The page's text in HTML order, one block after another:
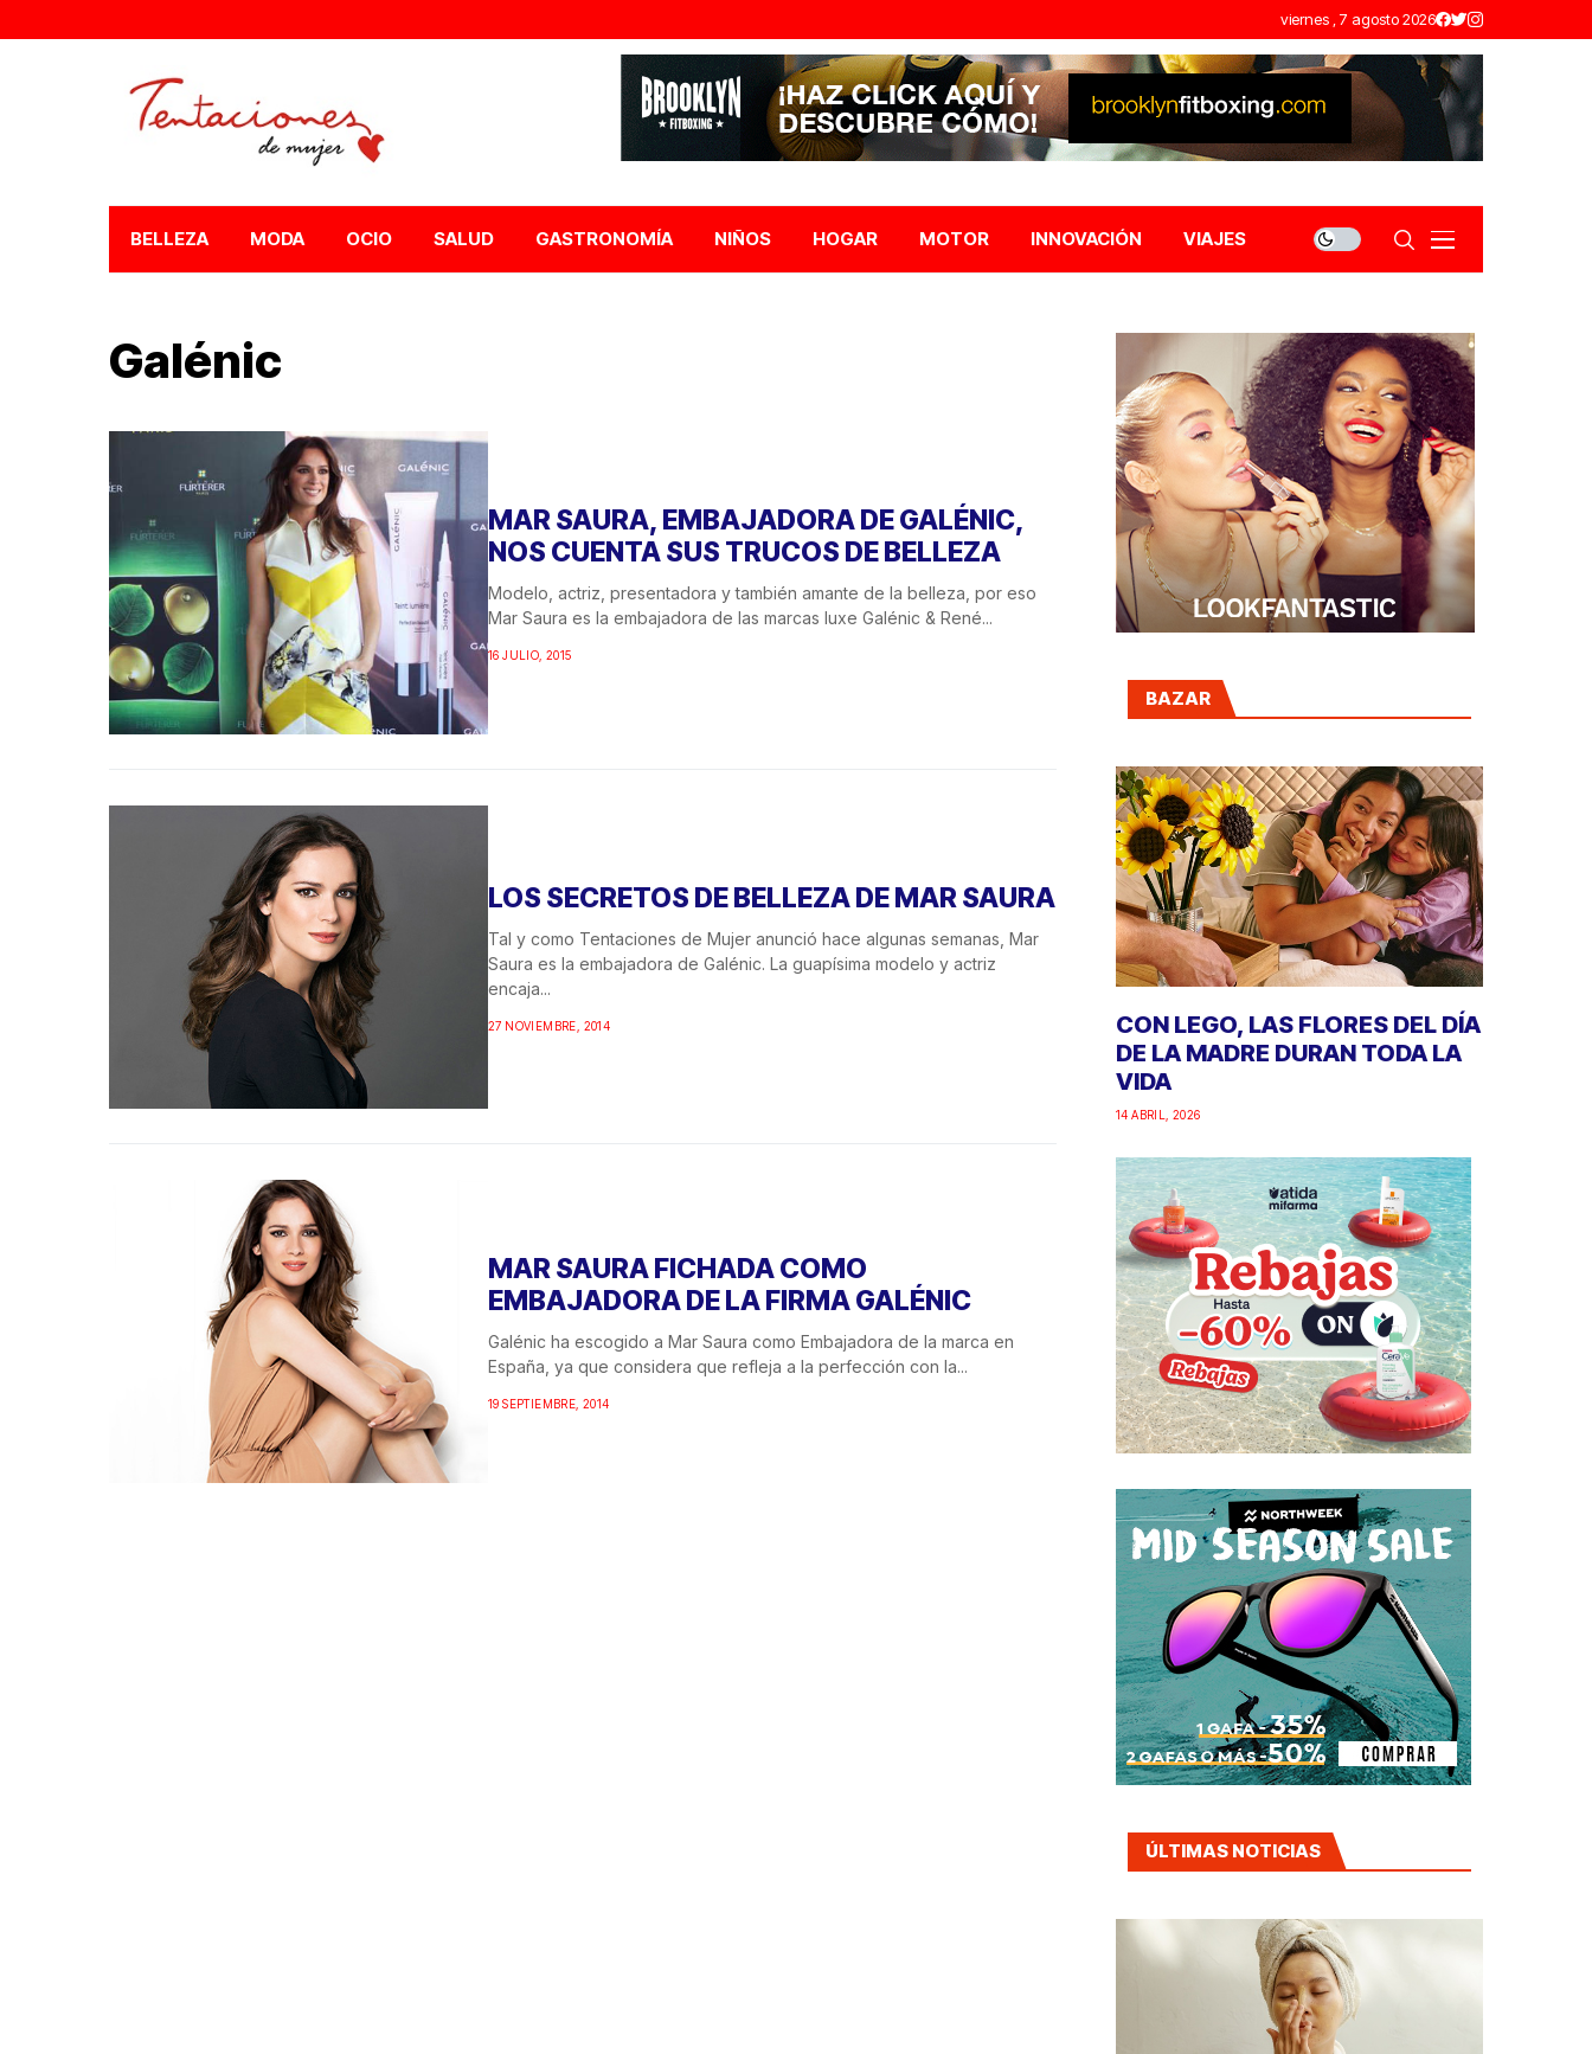
viernes , 7 agosto 2026
BELLEZA MODA OCIO SALUD GASTRONOMÍA NIÑOS HOGAR MOTOR INNOVACIÓN VIAJES
Galénic
MAR SAURA, EMBAJADORA DE GALÉNIC,
NOS CUENTA SUS TRUCOS DE BELLEZA
Modelo, actriz, presentadora y también amante de la belleza, por eso
Mar Saura es la embajadora de las marcas luxe Galénic & René...
16 JULIO, 2015
LOS SECRETOS DE BELLEZA DE MAR SAURA
Tal y como Tentaciones de Mujer anunció hace algunas semanas, Mar
Saura es la embajadora de Galénic. La guapísima modelo y actriz
encaja...
27 NOVIEMBRE, 2014
MAR SAURA FICHADA COMO
EMBAJADORA DE LA FIRMA GALÉNIC
Galénic ha escogido a Mar Saura como Embajadora de la marca en
España, ya que considera que refleja a la perfección con la...
19 SEPTIEMBRE, 2014
BAZAR
CON LEGO, LAS FLORES DEL DÍA
DE LA MADRE DURAN TODA LA
VIDA
14 ABRIL, 2026
ÚLTIMAS NOTICIAS